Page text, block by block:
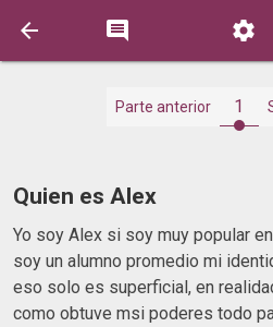
  
Parte anterior 1
Quien es Alex
Yo soy Alex si soy muy popular
soy un alumno promedio mi
eso solo es superficial, en
como obtuve msi poderes todo